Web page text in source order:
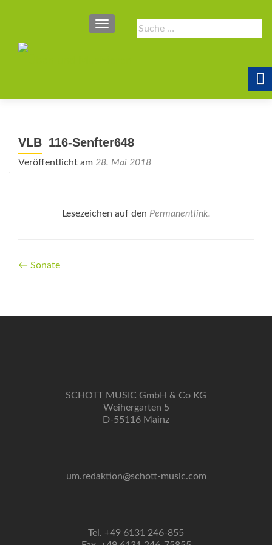
Suche
nach:
SCHALTE NAVIGATION
VLB_116-Senfter648
Veröffentlicht am 28. Mai 2018
Lesezeichen auf den Permanentlink.
Beitrags-
← Sonate
SCHOTT MUSIC GmbH & Co KG
Weihergarten 5
D-55116 Mainz
um.redaktion@schott-music.com
Tel. +49 6131 246-855